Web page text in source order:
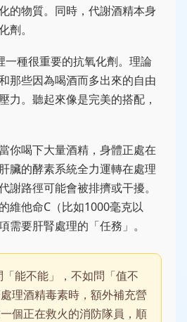
的物質。同時，代謝酒精本身
劑。
一種很重要的抗氧化劑。理論
那些因為喝酒而多出來的自由
力。聽起來像是完美的搭配，
你喝下大量酒精，身體正處在
臟的酵素系統全力運轉在處理
謝路徑可能會被排擠或干擾。
維他命C（比如1000毫克以
需要肝腎處理的「任務」。
「能不能」，不如問「值不
理酒精毒素時，額外補充營
個正在救火的消防隊員，順